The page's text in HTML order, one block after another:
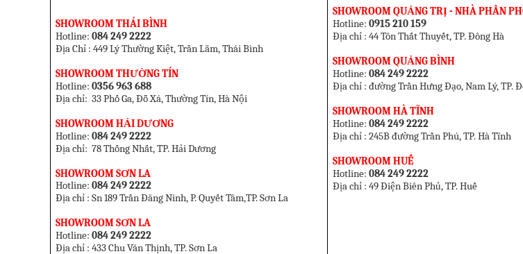
SHOWROOM THÁI BÌNH
Hotline:084 249 2222
Địa Chỉ : 449 Lý Thường Kiệt, Trần Lãm, Thái Bình
SHOWROOM THƯỜNG TÍN
Hotline:0356 963 688
Địa chỉ: 33 Phố Ga, Đỗ Xá, Thường Tín, Hà Nội
SHOWROOM HẢI DƯƠNG
Hotline:084 249 2222
Địa chỉ: 78 Thống Nhất, TP. Hải Dương
SHOWROOM SƠN LA
Hotline:084 249 2222
Địa chỉ : Sn 189 Trần Đăng Ninh, P. Quyết Tâm,TP. Sơn La
SHOWROOM SƠN LA
Hotline:084 249 2222
Địa chỉ : 433 Chu Văn Thịnh,TP. Sơn La
SHOWROOM QUẢNG TRỊ - NHÀ PHÂN
Hotline:0915 210 159
Địa chỉ : 44 Tôn Thất Thuyết, TP. Đông Hà
SHOWROOM QUẢNG BÌNH
Hotline:084 249 2222
Địa chỉ : đường Trần Hưng Đạo, Nam Lý, TP.
SHOWROOM HÀ TĨNH
Hotline:084 249 2222
Địa chỉ : 245B đường Trần Phú, TP. Hà Tĩnh
SHOWROOM HUẾ
Hotline:084 249 2222
Địa chỉ : 49 Điện Biên Phủ, TP. Huế